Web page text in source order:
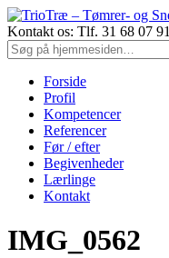
Kontakt os: Tlf. 31 68 07 91
Forside
Profil
Kompetencer
Referencer
Før / efter
Begivenheder
Lærlinge
Kontakt
IMG_0562